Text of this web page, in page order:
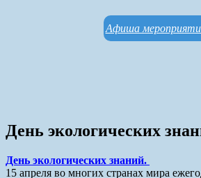
Афиша
День экологических
День экологических знаний.
15 апреля во многих странах мира